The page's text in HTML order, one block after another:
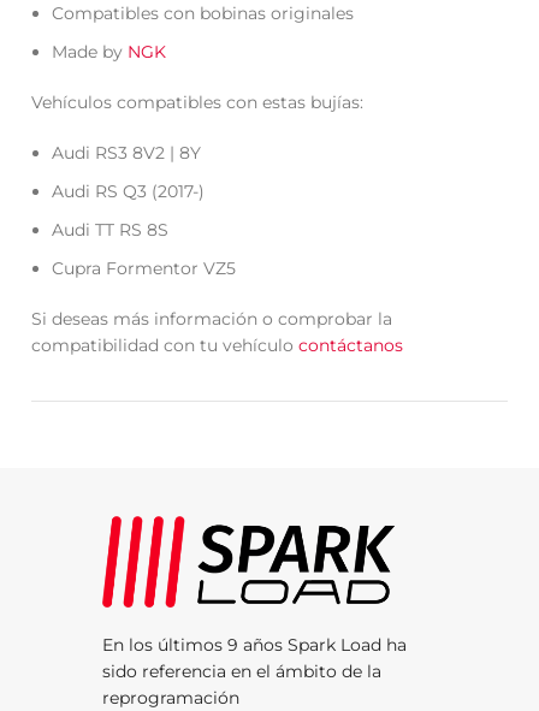
Compatibles con bobinas originales
Made by NGK
Vehículos compatibles con estas bujías:
Audi RS3 8V2 | 8Y
Audi RS Q3 (2017-)
Audi TT RS 8S
Cupra Formentor VZ5
Si deseas más información o comprobar la
compatibilidad con tu vehículocontáctanos
En los últimos 9 años Spark Load ha
sido referencia en el ámbito de la
reprogramación